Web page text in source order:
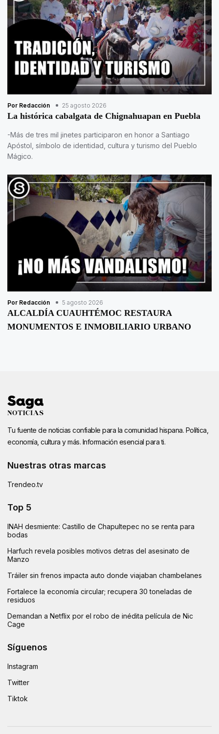
Por Redacción 25 agosto 2026
La histórica cabalgata de Chignahuapan en Puebla
-Más de tres mil jinetes participaron en honor a Santiago
Apóstol, símbolo de identidad, cultura y turismo del Pueblo
Mágico.
Por Redacción 5 agosto 2026
ALCALDÍA CUAUHTÉMOC RESTAURA
MONUMENTOS E INMOBILIARIO URBANO
Tu fuente de noticias confiable para la comunidad hispana. Política,
economía, cultura y más. Información esencial para ti.
Nuestras otras marcas
Trendeo.tv
Top 5
INAH desmiente: Castillo de Chapultepec no se renta para
bodas
Harfuch revela posibles motivos detras del asesinato de
Manzo
Tráiler sin frenos impacta auto donde viajaban chambelanes
Fortalece la economía circular; recupera 30 toneladas de
residuos
Demandan a Netflix por el robo de inédita película de Nic
Cage
Síguenos
Instagram
Twitter
Tiktok